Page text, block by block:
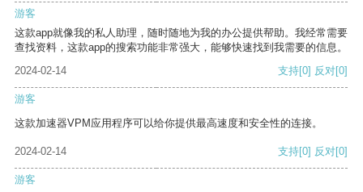
游客
这款app就像我的私人助理，随时随地为我的办公提供帮助。我经常需要
查找资料，这款app的搜索功能非常强大，能够快速找到我需要的信息。
2024-02-14
支持[0] 反对[0]
游客
这款加速器VPM应用程序可以给你提供最高速度和安全性的连接。
2024-02-14 支持[0] 反对[0]
游客